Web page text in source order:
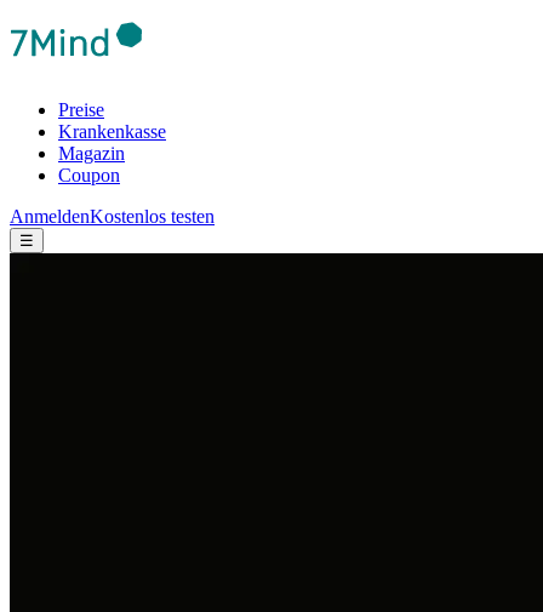
Preise
Krankenkasse
Magazin
Coupon
AnmeldenKostenlos testen
☰